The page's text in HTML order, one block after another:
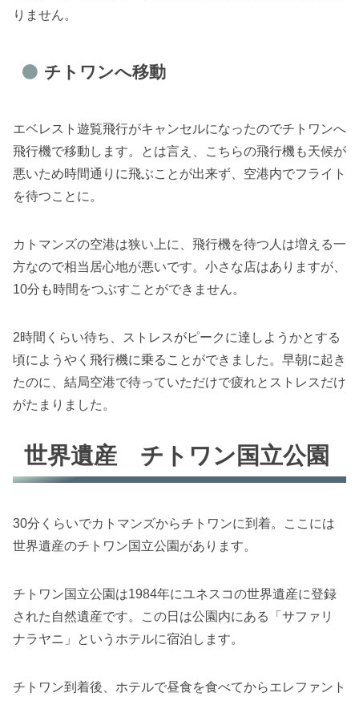
りません。
チトワンへ移動
エベレスト遊覧飛行がキャンセルになったのでチトワンへ
飛行機で移動します。とは言え、こちらの飛行機も天候が
悪いため時間通りに飛ぶことが出来ず、空港内でフライト
を待つことに。
カトマンズの空港は狭い上に、飛行機を待つ人は増える一
方なので相当居心地が悪いです。小さな店はありますが、
10分も時間をつぶすことができません。
2時間くらい待ち、ストレスがピークに達しようかとする
頃にようやく飛行機に乗ることができました。早朝に起き
たのに、結局空港で待っていただけで疲れとストレスだけ
がたまりました。
世界遺産 チトワン国立公園
30分くらいでカトマンズからチトワンに到着。ここには
世界遺産のチトワン国立公園があります。
チトワン国立公園は1984年にユネスコの世界遺産に登録
された自然遺産です。この日は公園内にある「サファリ
ナラヤニ」というホテルに宿泊します。
チトワン到着後、ホテルで昼食を食べてからエレファント